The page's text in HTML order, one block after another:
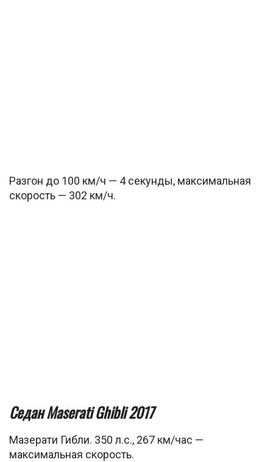
Разгон до 100 км/ч — 4 секунды, максимальная
скорость — 302 км/ч.
Седан Maserati Ghibli 2017
Мазерати Гибли. 350 л.с., 267 км/час —
максимальная скорость.